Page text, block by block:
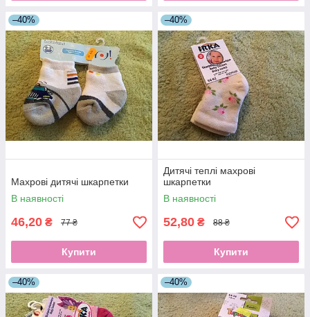
–40%
Махрові дитячі шкарпетки
В наявності
46,20 ₴ 77 ₴
Купити
–40%
Дитячі теплі махрові
шкарпетки
В наявності
52,80 ₴ 88 ₴
Купити
–40% –40%